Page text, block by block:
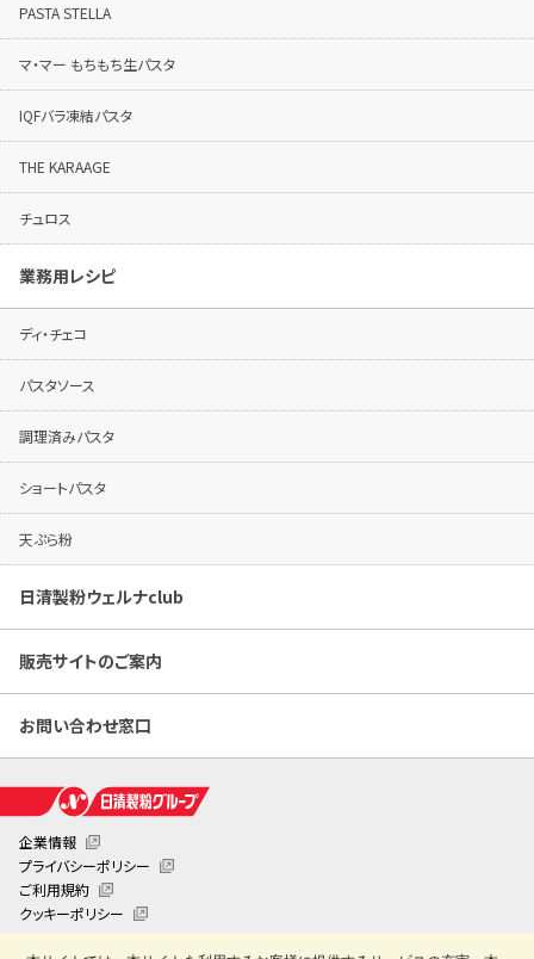
PASTA STELLA
マ・マー もちもち生パスタ
IQFバラ凍結パスタ
THE KARAAGE
チュロス
業務用レシピ
ディ・チェコ
パスタソース
調理済みパスタ
ショートパスタ
天ぷら粉
日清製粉ウェルナclub
販売サイトのご案内
お問い合わせ窓口
企業情報
プライバシーポリシー
ご利用規約
クッキーポリシー